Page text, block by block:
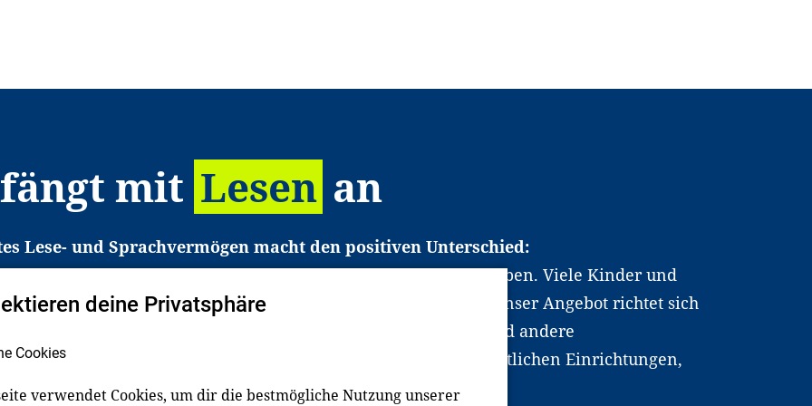
mit Lesen an
Lese- und Sprachvermögen macht den positiven Unterschied:
den Zugang zu Bildung und einem erfolgreichen Berufsleben. Viele Kinder und
in Deutschland haben aber große Schwierigkeiten dabei. Unser Angebot richtet sich
gezielt an Familien sowie an Erzieher*innen, Lehrer*innen und andere
Dafür arbeiten wir eng mit Ministerien, wissenschaftlichen Einrichtungen,
Unternehmen und anderen Stiftungen zusammen.
deine Privatsphäre
Cookies
verwendet Cookies, um dir die bestmögliche Nutzung unserer